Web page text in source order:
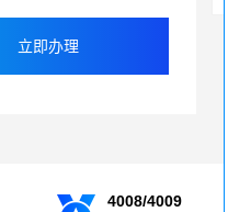
立即办理
4008/4009